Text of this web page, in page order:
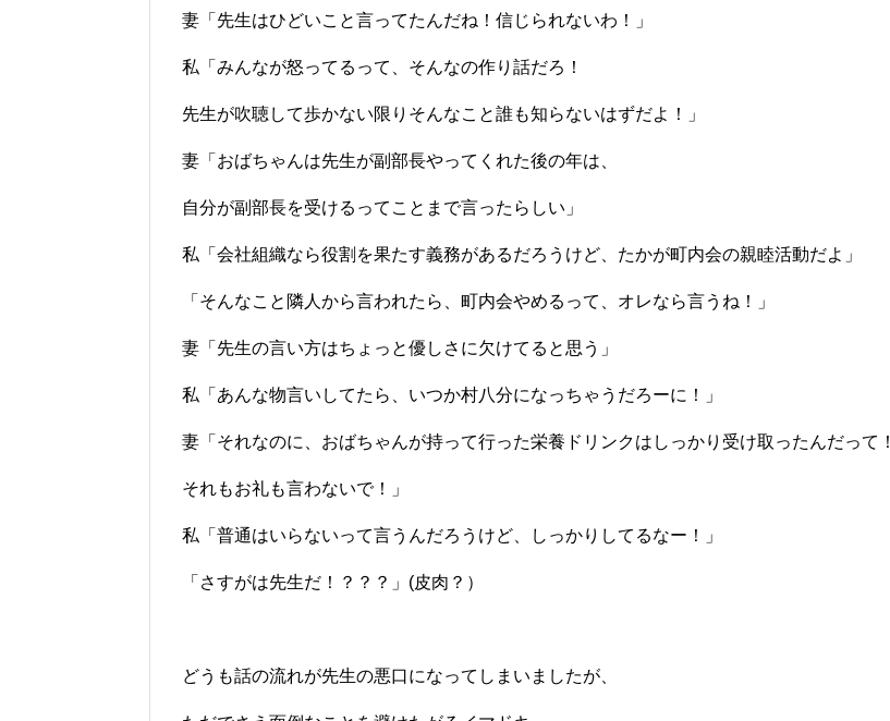
妻「先生はひどいこと言ってたんだね！信じられないわ！」
私「みんなが怒ってるって、そんなの作り話だろ！
先生が吹聴して歩かない限りそんなこと誰も知らないはずだよ！」
妻「おばちゃんは先生が副部長やってくれた後の年は、
自分が副部長を受けるってことまで言ったらしい」
私「会社組織なら役割を果たす義務があるだろうけど、たかが町内会の親睦活動だよ」
「そんなこと隣人から言われたら、町内会やめるって、オレなら言うね！」
妻「先生の言い方はちょっと優しさに欠けてると思う」
私「あんな物言いしてたら、いつか村八分になっちゃうだろーに！」
妻「それなのに、おばちゃんが持って行った栄養ドリンクはしっかり受け取ったんだって！
それもお礼も言わないで！」
私「普通はいらないって言うんだろうけど、しっかりしてるなー！」
「さすがは先生だ！？？？」(皮肉？）
どうも話の流れが先生の悪口になってしまいましたが、